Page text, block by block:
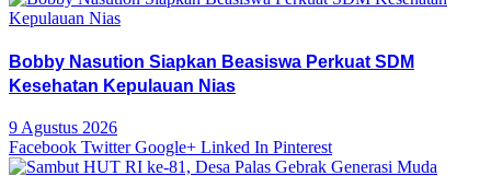
Bobby Nasution Siapkan Beasiswa Perkuat SDM
Kesehatan Kepulauan Nias
9 Agustus 2026
Facebook Twitter Google+ Linked In Pinterest